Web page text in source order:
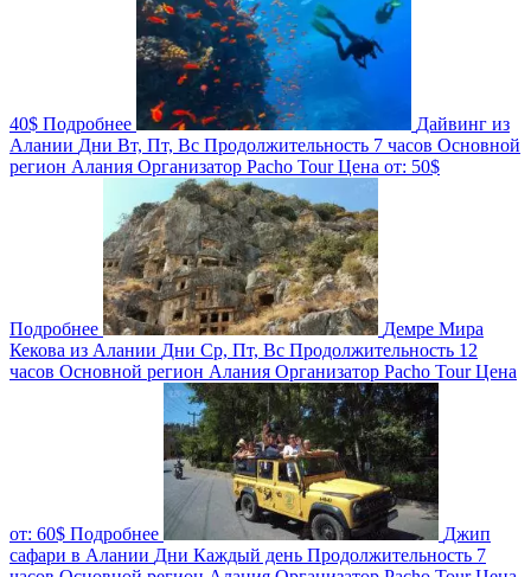
40$ Подробнее
Дайвинг из
Алании Дни Вт, Пт, Вс Продолжительность 7 часов Основной
регион Алания Организатор Pacho TourЦена от: 50$
Подробнее
Демре Мира
Кекова из Алании Дни Ср, Пт, Вс Продолжительность 12
часов Основной регион Алания Организатор Pacho TourЦена
от: 60$ Подробнее
Джип
сафари в Алании Дни Каждый день Продолжительность 7